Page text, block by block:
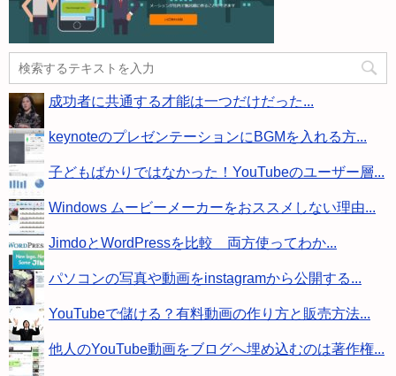
成功者に共通する才能は一つだけだった...
keynoteのプレゼンテーションにBGMを入れる方...
子どもばかりではなかった！YouTubeのユーザー層...
Windows ムービーメーカーをおススメしない理由...
JimdoとWordPressを比較 両方使ってわか...
パソコンの写真や動画をinstagramから公開する...
YouTubeで儲ける？有料動画の作り方と販売方法...
他人のYouTube動画をブログへ埋め込むのは著作権...